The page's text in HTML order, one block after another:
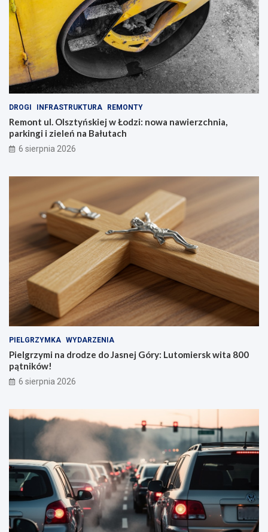
DROGI INFRASTRUKTURA REMONTY
Remont ul. Olsztyńskiej w Łodzi: nowa nawierzchnia,
parkingi i zieleń na Bałutach
6 sierpnia 2026
PIELGRZYMKA WYDARZENIA
Pielgrzymi na drodze do Jasnej Góry: Lutomiersk wita 800
pątników!
6 sierpnia 2026